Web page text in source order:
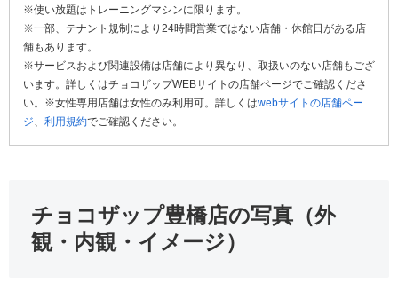
※使い放題はトレーニングマシンに限ります。
※一部、テナント規制により24時間営業ではない店舗・休館日がある店
舗もあります。
※サービスおよび関連設備は店舗により異なり、取扱いのない店舗もござ
います。詳しくはチョコザップWEBサイトの店舗ページでご確認くださ
い。※女性専用店舗は女性のみ利用可。詳しくはwebサイトの店舗ペー
ジ、 利用規約でご確認ください。
チョコザップ豊橋店の写真（外
観・内観・イメージ）